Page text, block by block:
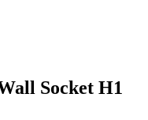
Socket H1